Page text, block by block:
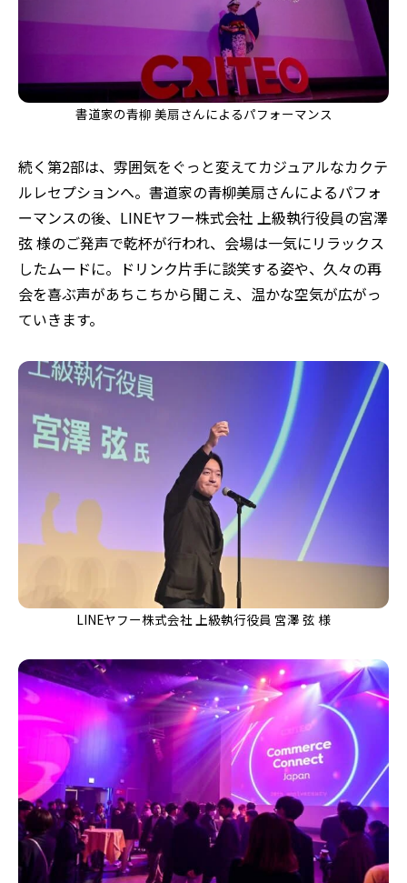
書道家の青柳 美扇さんによるパフォーマンス
続く第2部は、雰囲気をぐっと変えてカジュアルなカクテ
ルレセプションへ。書道家の青柳美扇さんによるパフォ
ーマンスの後、LINEヤフー株式会社 上級執行役員の宮澤
弦 様のご発声で乾杯が行われ、会場は一気にリラックス
したムードに。ドリンク片手に談笑する姿や、久々の再
会を喜ぶ声があちこちから聞こえ、温かな空気が広がっ
ていきます。
LINEヤフー株式会社 上級執行役員 宮澤 弦 様